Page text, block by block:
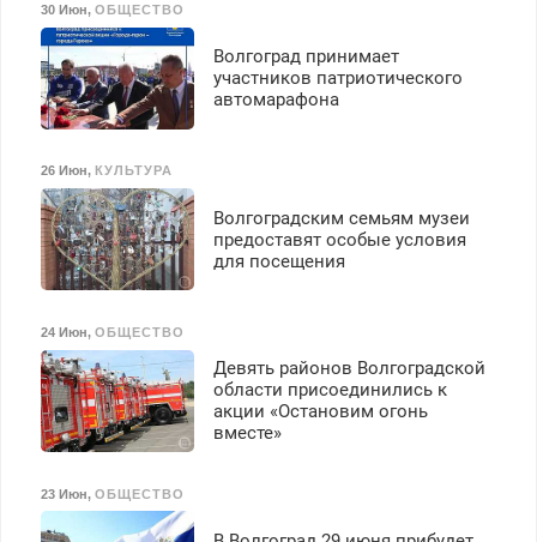
30 Июн, ОБЩЕСТВО
Волгоград принимает
участников патриотического
автомарафона
26 Июн, КУЛЬТУРА
Волгоградским семьям музеи
предоставят особые условия
для посещения
24 Июн, ОБЩЕСТВО
Девять районов Волгоградской
области присоединились к
акции «Остановим огонь
вместе»
23 Июн, ОБЩЕСТВО